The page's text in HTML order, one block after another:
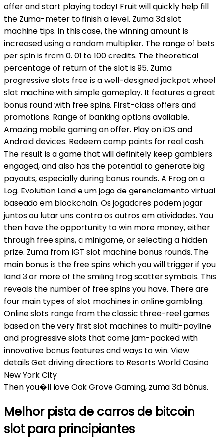
offer and start playing today! Fruit will quickly help fill
the Zuma-meter to finish a level. Zuma 3d slot
machine tips. In this case, the winning amount is
increased using a random multiplier. The range of bets
per spin is from 0. 01 to 100 credits. The theoretical
percentage of return of the slot is 95. Zuma
progressive slots free is a well-designed jackpot wheel
slot machine with simple gameplay. It features a great
bonus round with free spins. First-class offers and
promotions. Range of banking options available.
Amazing mobile gaming on offer. Play on iOS and
Android devices. Redeem comp points for real cash.
The result is a game that will definitely keep gamblers
engaged, and also has the potential to generate big
payouts, especially during bonus rounds. A Frog on a
Log. Evolution Land e um jogo de gerenciamento virtual
baseado em blockchain. Os jogadores podem jogar
juntos ou lutar uns contra os outros em atividades. You
then have the opportunity to win more money, either
through free spins, a minigame, or selecting a hidden
prize. Zuma from IGT slot machine bonus rounds. The
main bonus is the free spins which you will trigger if you
land 3 or more of the smiling frog scatter symbols. This
reveals the number of free spins you have. There are
four main types of slot machines in online gambling.
Online slots range from the classic three-reel games
based on the very first slot machines to multi-payline
and progressive slots that come jam-packed with
innovative bonus features and ways to win. View
details Get driving directions to Resorts World Casino
New York City
Then you�ll love Oak Grove Gaming, zuma 3d bônus.
Melhor pista de carros de bitcoin
slot para principiantes